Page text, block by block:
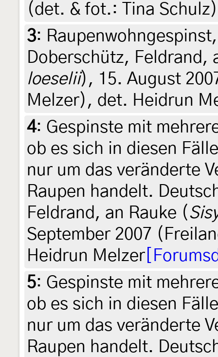
(det. & fot.: Tina Schulz)
3:
Doberschütz, Feldrand,
loeselii), 15. August
Melzer), det. Heidrun
4: Gespinste mit
ob es sich in diesen
nur um das veränderte
Raupen handelt.
Feldrand, an Rauke (
September 2007
Heidrun Melzer
5: Gespinste mit
ob es sich in diesen
nur um das veränderte
Raupen handelt.